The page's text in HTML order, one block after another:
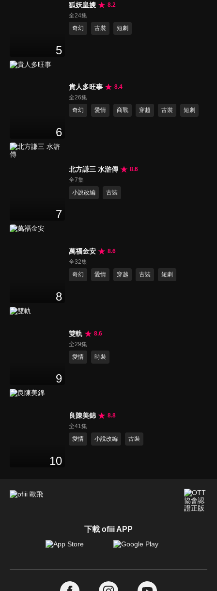
5
狐妖皇嫂
8.2
全24集
奇幻
古裝 短劇
6
貴人多旺事
8.4
全26集
奇幻
愛情 商戰 穿越 古裝 短劇
7
北方謙三 水滸傳
8.6
全7集
小說改編
古裝
8
萬福金安
8.6
全32集
奇幻
愛情 穿越 古裝 短劇
9
雙軌
8.6
全29集
愛情
時裝
10
良陳美錦
8.8
全41集
愛情
小說改編 古裝
下載 ofiii APP